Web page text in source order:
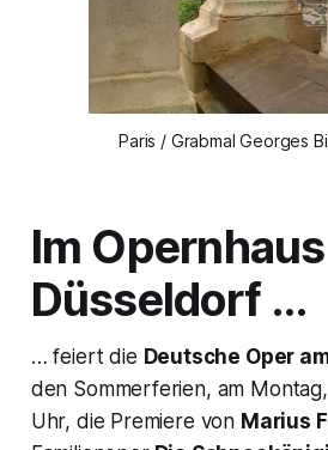
Paris / Grabmal Georges
Im Opernhaus
Düsseldorf …
… feiert die Deutsche Oper
den Sommerferien, am
Uhr, die Premiere von Marius